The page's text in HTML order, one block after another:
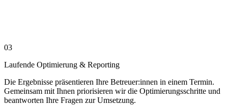
03
Laufende Optimierung & Reporting
Die Ergebnisse präsentieren Ihre Betreuer:innen in einem Termin.
Gemeinsam mit Ihnen priorisieren wir die Optimierungsschritte und
beantworten Ihre Fragen zur Umsetzung.